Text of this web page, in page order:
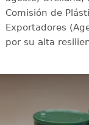
Comisión de
Exportadores
por su alta